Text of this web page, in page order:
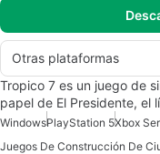
Otras plataformas
Tropico 7 es un juego de
papel de El Presidente, el
WindowsPlayStation 5Xbox